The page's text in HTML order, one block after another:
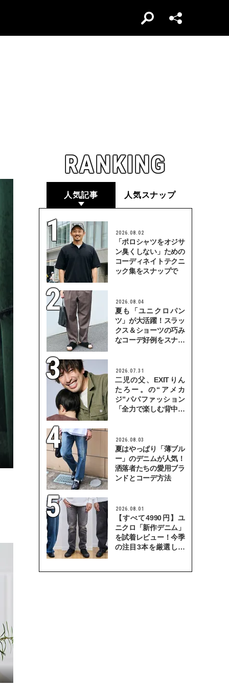
RANKING
人気記事 人気スナップ
2026.08.02
「ポロシャツをオジサ
ン臭くしない」ための
コーディネイトテクニ
ック集をスナップで
2026.08.04
夏も「ユニクロパン
ツ」が大活躍！スラッ
クス＆ショーツの巧み
なコーデ好例をスナッ
2026.07.31
二児の父、EXITりん
たろー。の“アメカ
ジ”パパファッション
「全力で楽しむ背中を
2026.08.03
夏はやっぱり「薄ブル
ー」のデニムが人気！
洒落者たちの愛用ブラ
ンドとコーデ方法
2026.08.01
【すべて4990円】ユ
ニクロ「新作デニム」
を試着レビュー！今季
の注目3本を厳選して